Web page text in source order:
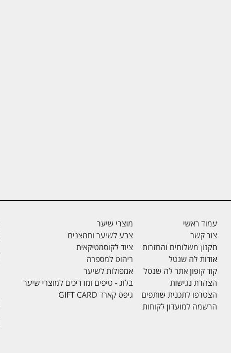
עמוד ראשי
צור קשר
תקנון משלוחים והחזרות
אודות לה שנטל
קוד קופון אתר לה שנטל
הצהרת נגישות
הצטרפו לתכנית שותפים
הרשמה למועדון לקוחות
מוצרי שיער
צבע לשיער וחמצנים
ציוד לקוסמטיקאית
ריהוט למספרה
אמפולות לשיער
בלוג - טיפים ומדריכים למוצרי שיער
גיפט קארד GIFT CARD